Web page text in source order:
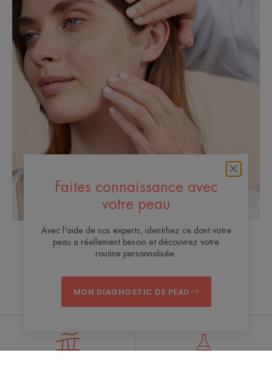
Faites connaissance avec
votre peau
Avec l'aide de nos experts, identifiez ce dont votre
peau a réellement besoin et découvrez votre
routine personnalisée.
MON DIAGNOSTIC DE PEAU
L'Eau Thermale d'Avène